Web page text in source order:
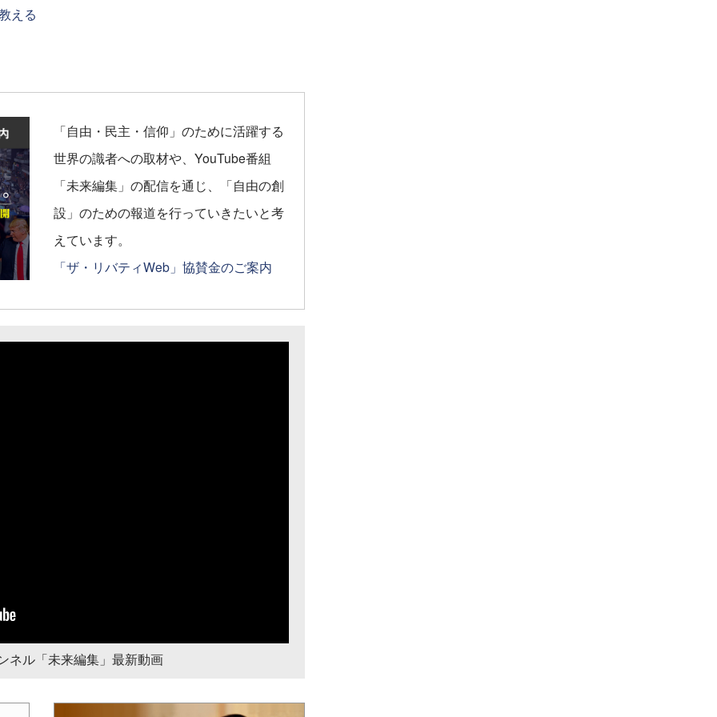
える
「自由・民主・信仰」のために活躍する
世界の識者への取材や、YouTube番組
「未来編集」の配信を通じ、「自由の創
設」のための報道を行っていきたいと考
えています。
「ザ・リバティWeb」協賛金のご案内
ネル「未来編集」最新動画